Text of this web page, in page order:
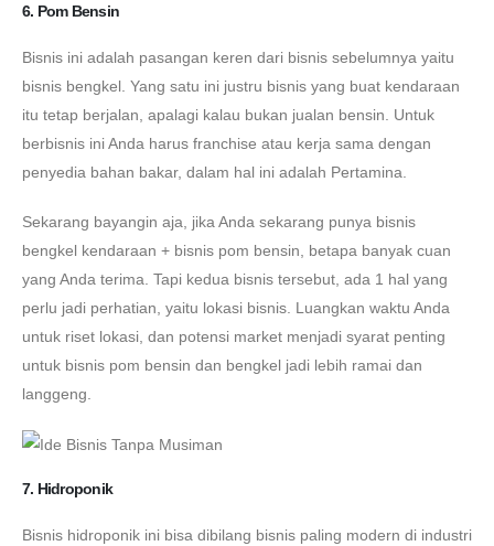
6. Pom Bensin
Bisnis ini adalah pasangan keren dari bisnis sebelumnya yaitu
bisnis bengkel. Yang satu ini justru bisnis yang buat kendaraan
itu tetap berjalan, apalagi kalau bukan jualan bensin. Untuk
berbisnis ini Anda harus franchise atau kerja sama dengan
penyedia bahan bakar, dalam hal ini adalah Pertamina.
Sekarang bayangin aja, jika Anda sekarang punya bisnis
bengkel kendaraan + bisnis pom bensin, betapa banyak cuan
yang Anda terima. Tapi kedua bisnis tersebut, ada 1 hal yang
perlu jadi perhatian, yaitu lokasi bisnis. Luangkan waktu Anda
untuk riset lokasi, dan potensi market menjadi syarat penting
untuk bisnis pom bensin dan bengkel jadi lebih ramai dan
langgeng.
7. Hidroponik
Bisnis hidroponik ini bisa dibilang bisnis paling modern di industri